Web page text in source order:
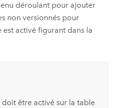
déroulant pour ajouter
non versionnés pour
est activé figurant dans la
doit être activé sur la table